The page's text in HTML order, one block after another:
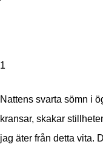
1
Nattens svarta sömn i
kransar, skakar
jag äter från detta vita.